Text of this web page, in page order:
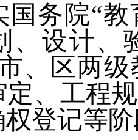
国务院“
、设计、
、区两
、工程
登记等